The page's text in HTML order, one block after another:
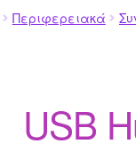
Περιφερειακά
USB